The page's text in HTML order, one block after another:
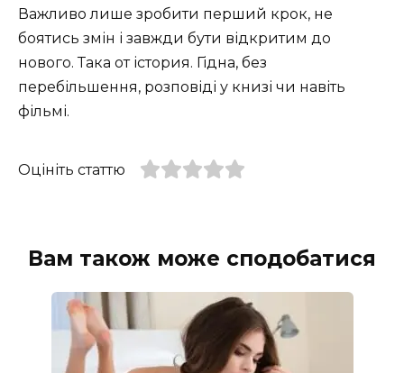
Важливо лише зробити перший крок, не
боятись змін і завжди бути відкритим до
нового. Така от істория. Гідна, без
перебільшення, розповіді у книзі чи навіть
фільмі.
Оцініть статтю
Вам також може сподобатися